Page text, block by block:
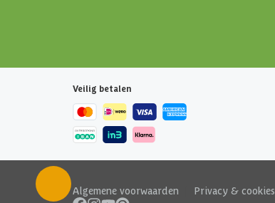
Veilig betalen
Algemene voorwaarden Privacy & cookies